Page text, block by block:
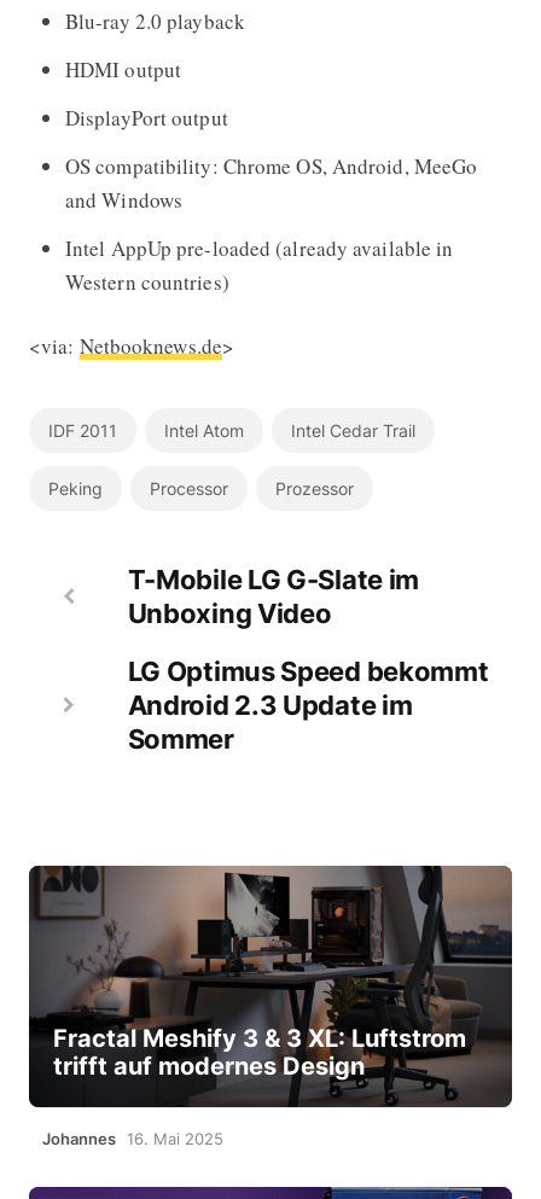
Blu-ray 2.0 playback
HDMI output
DisplayPort output
OS compatibility: Chrome OS, Android, MeeGo
and Windows
Intel AppUp pre-loaded (already available in
Western countries)
<via: Netbooknews.de>
IDF 2011 Intel Atom Intel Cedar Trail
Peking Processor Prozessor
T-Mobile LG G-Slate im
Unboxing Video
LG Optimus Speed bekommt
Android 2.3 Update im
Sommer
Fractal Meshify 3 & 3 XL: Luftstrom
trifft auf modernes Design
Johannes 16. Mai 2025